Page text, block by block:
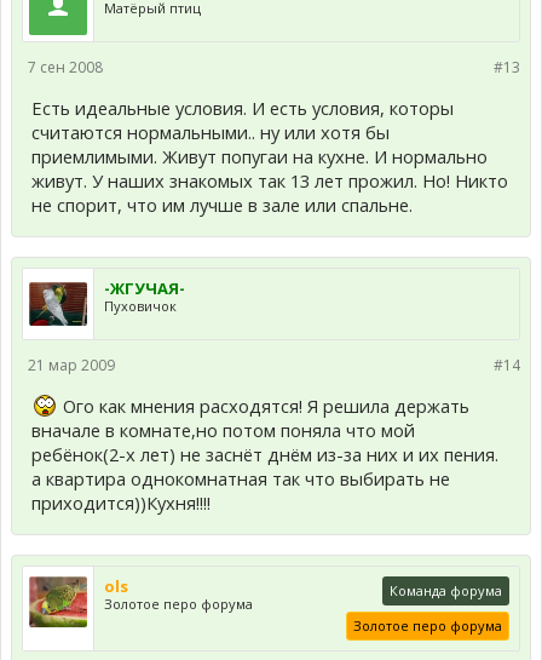
Матёрый птиц
#13
7 сен 2008
Есть идеальные условия. И есть условия, которы
считаются нормальными.. ну или хотя бы
приемлимыми. Живут попугаи на кухне. И нормально
живут. У наших знакомых так 13 лет прожил. Но! Никто
не спорит, что им лучше в зале или спальне.
-ЖГУЧАЯ-
Пуховичок
#14
21 мар 2009
Ого как мнения расходятся! Я решила держать
вначале в комнате,но потом поняла что мой
ребёнок(2-х лет) не заснёт днём из-за них и их пения.
а квартира однокомнатная так что выбирать не
приходится))Кухня!!!!
ols
Золотое перо форума
Команда форума
Золотое перо форума